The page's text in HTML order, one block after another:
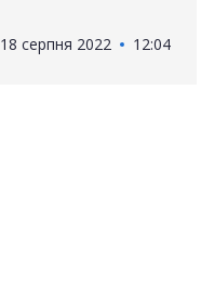
18 серпня 2022 12:04